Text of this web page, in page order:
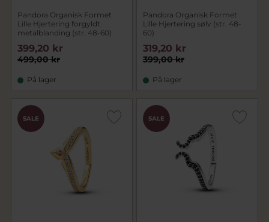
Pandora Organisk Formet
Lille Hjertering forgyldt
metalblanding (str. 48-60)
499,00 kr
399,20 kr
På lager
Pandora Organisk Formet
Lille Hjertering sølv (str. 48-
60)
399,00 kr
319,20 kr
På lager
SALE SALE